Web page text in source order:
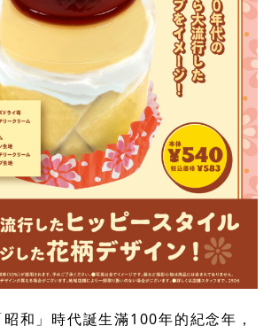
和」時代誕生滿100年的紀念年，